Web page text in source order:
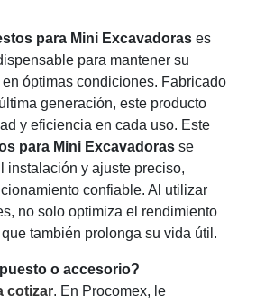
para Mini Excavadoras es
para mantener su
óptimas condiciones. Fabricado
generación, este producto
y eficiencia en cada uso. Este
para Mini Excavadoras se
instalación y ajuste preciso,
confiable. Al utilizar
no solo optimiza el rendimiento
también prolonga su vida útil.
o accesorio?
cotizar. En Procomex, le